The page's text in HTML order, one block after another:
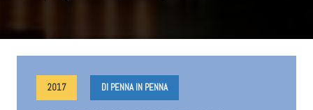
2017 DI PENNA IN PENNA